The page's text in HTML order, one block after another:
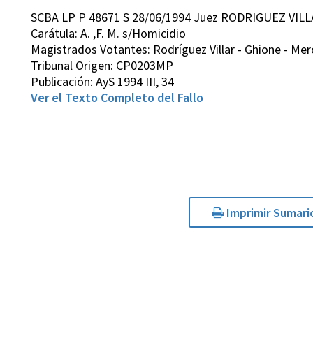
SCBA LP P 48671 S 28/06/1994 Juez RODRIGUEZ
Carátula: A. ,F. M. s/Homicidio
Magistrados Votantes: Rodríguez Villar - Ghione -
Tribunal Origen: CP0203MP
Publicación: AyS 1994 III, 34
Ver el Texto Completo del Fallo
Imprimir